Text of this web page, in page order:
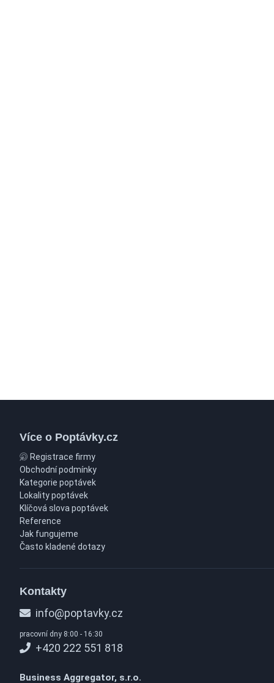
Více o Poptávky.cz
Registrace firmy
Obchodní podmínky
Kategorie poptávek
Lokality poptávek
Klíčová slova poptávek
Reference
Jak fungujeme
Často kladené dotazy
Kontakty
info@poptavky.cz
pracovní dny 8:00 - 16:30
+420 222 551 818
Business Aggregator, s.r.o.